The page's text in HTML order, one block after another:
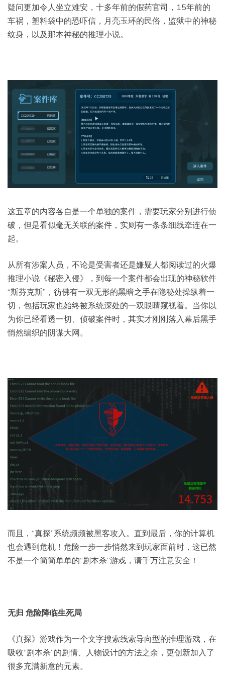
疑问更加令人坐立难安，十多年前的假药官司，15年前的
车祸，塑料袋中的恐吓信，月亮玉环的民俗，监狱中的神秘
纹身，以及那本神秘的推理小说。
这五章的内容各自是一个单独的案件，需要玩家分别进行侦
破，但是看似毫无关联的案件，实则有一条条细线牵连在一
起。
从所有涉案人员，不论是受害者还是嫌疑人都阅读过的火爆
推理小说《秘密入侵》，到每一个案件都会出现的神秘软件
“斯芬克斯”，彷佛有一双无形的黑暗之手在隐秘处操纵着一
切，包括玩家也始终被系统深处的一双眼睛窥视着。当你以
为你已经看透一切、侦破案件时，其实才刚刚落入幕后黑手
悄然编织的阴谋大网。
而且，“真探”系统频频被黑客攻入。直到最后，你的计算机
也会遇到危机！危险一步一步悄然来到玩家面前时，这已然
不是一个简简单单的“剧本杀”游戏，请千万注意安全！
无归 危险降临生死局
《真探》游戏作为一个文字搜索线索导向型的推理游戏，在
吸收“剧本杀”的剧情、人物设计的方法之余，更创新加入了
很多充满新意的元素。